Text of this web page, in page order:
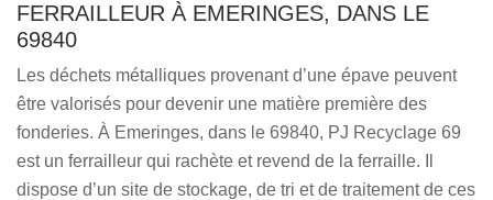
FERRAILLEUR À EMERINGES, DANS LE
69840
Les déchets métalliques provenant d’une épave peuvent
être valorisés pour devenir une matière première des
fonderies. À Emeringes, dans le 69840, PJ Recyclage 69
est un ferrailleur qui rachète et revend de la ferraille. Il
dispose d’un site de stockage, de tri et de traitement de ces